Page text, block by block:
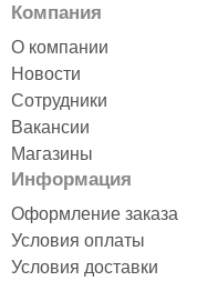
Компания
О компании
Новости
Сотрудники
Вакансии
Магазины
Информация
Оформление заказа
Условия оплаты
Условия доставки